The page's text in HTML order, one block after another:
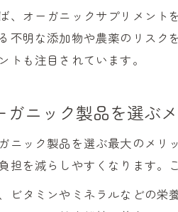
、オーガニックサプリメント
不明な添加物や農薬のリス
トも注目されています。
ガニック製品を選ぶ
ニック製品を選ぶ最大のメリ
担を減らしやすくなります。
ビタミンやミネラルなどの栄